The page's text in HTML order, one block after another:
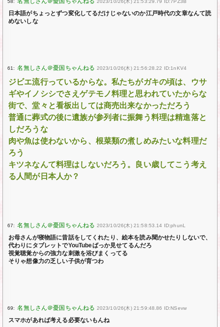
58: 2023/10/26(木) 21:53:29.79 ID:7PZ3B
日本語がちょっとずつ変化してるだけじゃないのか江戸時代の文章なんて読
めないしな
61: 2023/10/26(木) 21:56:28.22 ID:1nKV4
ジビエ流行っているからな。私たちがガキの頃は、ウサ
ギやイノシシでさえゲテモノ料理と思われていたからな
街で、堂々と看板出しては商売出来なかっただろう
普通に葬式の後に遺族が参列者に振舞う料理は精進落と
しだろうな
肉や魚は使わないから、根菜類の煮しめみたいな料理だ
ろう
キツネなんて料理はしないだろう。良い歳してこう考え
る人間が日本人か？
67: 2023/10/26(木) 21:58:53.14 ID:phunL
お母さんが寝物語に昔話をしてくれたり、絵本を読み聞かせたりしないで、
代わりにタブレットでYouTubeばっか見せてるんだろ
視覚聴覚からの強力な刺激を浴びまくってる
そりゃ想像力の乏しい子供が育つわ
69: 2023/10/26(木) 21:59:48.86 ID:NSevw
スマホがあれば考える必要ないもんね